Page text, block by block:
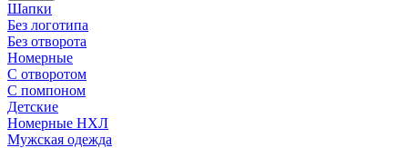
Шапки
Без логотипа
Без отворота
Номерные
С отворотом
С помпоном
Детские
Номерные НХЛ
Мужская одежда